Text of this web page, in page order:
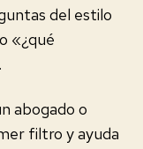
del estilo
«¿qué
abogado o
filtro y ayuda